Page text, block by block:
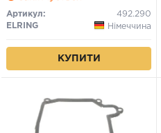
Артикул:
492.290
ELRING
Німеччина
КУПИТИ